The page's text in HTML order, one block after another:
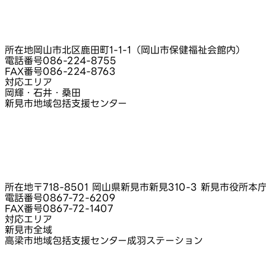
所在地岡山市北区鹿田町1-1-1（岡山市保健福祉会館内）
電話番号086-224-8755
FAX番号086-224-8763
対応エリア
岡輝・石井・桑田
新見市地域包括支援センター
所在地〒718-8501 岡山県新見市新見310-3 新見市役所本
電話番号0867-72-6209
FAX番号0867-72-1407
対応エリア
新見市全域
高梁市地域包括支援センター成羽ステーション